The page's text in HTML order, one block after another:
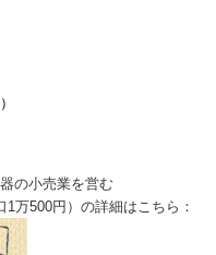
の小売業を営む
万500円）の詳細はこちら：